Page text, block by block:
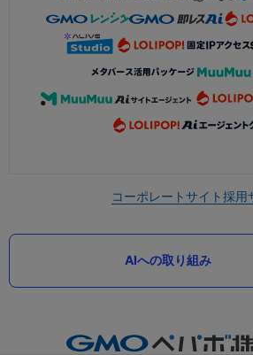
コーポレートサイト採用
AIへの取り組み